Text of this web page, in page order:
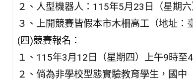
２、人型機器人：115年5月23日（星期
３、上開競賽皆假本市木柵高工（地址：
(四)競賽報名：
１、115年3月12日（星期四）上午9時至
２、倘為非學校型態實驗教育學生，國